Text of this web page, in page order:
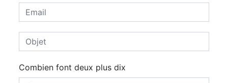
Combien font deux plus dix